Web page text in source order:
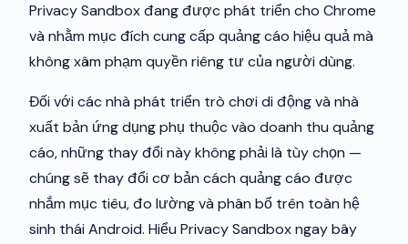
Privacy Sandbox đang được phát triển cho Chrome
và nhằm mục đích cung cấp quảng cáo hiệu quả mà
không xâm phạm quyền riêng tư của người dùng.
Đối với các nhà phát triển trò chơi di động và nhà
xuất bản ứng dụng phụ thuộc vào doanh thu quảng
cáo, những thay đổi này không phải là tùy chọn —
chúng sẽ thay đổi cơ bản cách quảng cáo được
nhắm mục tiêu, đo lường và phân bổ trên toàn hệ
sinh thái Android. Hiểu Privacy Sandbox ngay bây